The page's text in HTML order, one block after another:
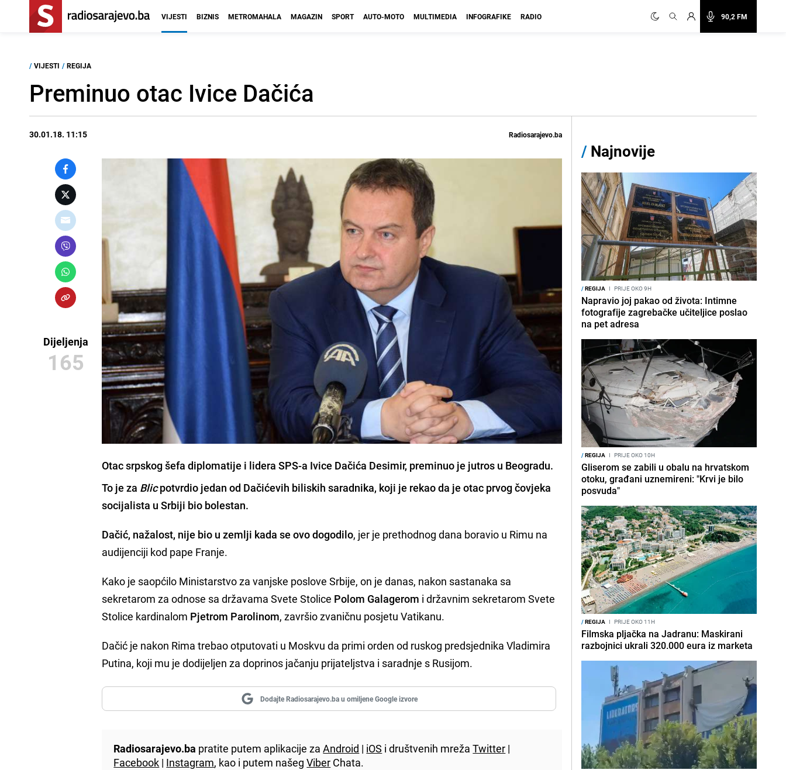
90,2 FM
VIJESTI BIZNIS METROMAHALA MAGAZIN SPORT AUTO-MOTO MULTIMEDIA INFOGRAFIKE RADIO
/ VIJESTI / REGIJA
Preminuo otac Ivice Dačića
30.01.18. 11:15 Radiosarajevo.ba
Dijeljenja
165
Otac srpskog šefa diplomatije i lidera SPS-a Ivice Dačića Desimir, preminuo je jutros u Beogradu.
To je za Blicpotvrdio jedan od Dačićevih biliskih saradnika, koji je rekao da je otac prvog čovjeka
socijalista u Srbiji bio bolestan.
Dačić, nažalost, nije bio u zemlji kada se ovo dogodilo, jer je prethodnog dana boravio u Rimu na
audijenciji kod pape Franje.
Kako je saopćilo Ministarstvo za vanjske poslove Srbije, on je danas, nakon sastanaka sa
sekretarom za odnose sa državama Svete Stolice Polom Galagerom i državnim sekretarom Svete
Stolice kardinalom Pjetrom Parolinom, završio zvaničnu posjetu Vatikanu.
Dačić je nakon Rima trebao otputovati u Moskvu da primi orden od ruskog predsjednika Vladimira
Putina, koji mu je dodijeljen za doprinos jačanju prijateljstva i saradnje s Rusijom.
Dodajte Radiosarajevo.ba u omiljene Google izvore
Radiosarajevo.ba pratite putem aplikacije zaAndroid | iOS i društvenih mrežaTwitter |
Facebook | Instagram, kao i putem našegViber Chata.
/ Najnovije
/REGIJA I PRIJE OKO 9H
Napravio joj pakao od života: Intimne
fotografije zagrebačke učiteljice poslao
na pet adresa
/REGIJA I PRIJE OKO 10H
Gliserom se zabili u obalu na hrvatskom
otoku, građani uznemireni: "Krvi je bilo
posvuda"
/REGIJA I PRIJE OKO 11H
Filmska pljačka na Jadranu: Maskirani
razbojnici ukrali 320.000 eura iz marketa